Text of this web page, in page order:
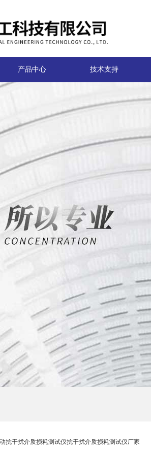
产品中心 技术支持
抗干扰介质损耗测试仪抗干扰介质损耗测试仪厂家